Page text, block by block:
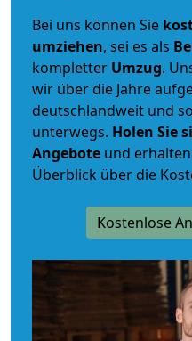
Bei uns können Sie
umziehen, sei es als
kompletter Umzug.
wir über die Jahre
deutschlandweit und
unterwegs. Holen Sie
Angebote und
Überblick über die
Kostenlose